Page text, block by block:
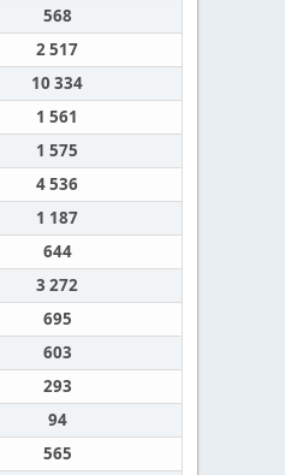
568
2 517
10 334
1 561
1 575
4 536
1 187
644
3 272
695
603
293
94
565